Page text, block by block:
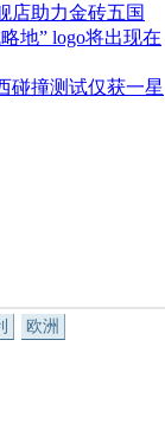
店助力金砖五国
地” logo将出现在
碰撞测试仅获一星
欧洲